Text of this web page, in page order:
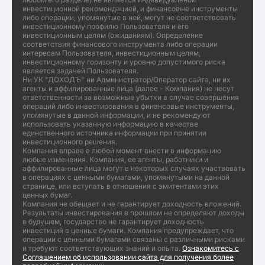
инвестиционной рекомендацией, и финансовые инструменты
либо операции, упомянутые в ней, могут не соответствовать
инвестиционному профилю Пользователя и его
инвестиционным целям (ожиданиям). Определение
соответствия финансового инструмента либо операции
интересам Пользователя, инвестиционным целям,
инвестиционному горизонту и уровню допустимого риска
является задачей Пользователя.
Ни УК "ДОХОДЪ" ни Администратор/Оператор сайта, ни их
агенты и аффилированные лица (далее - Компания) не несут
ответственности за возможные убытки в случае совершения
операций либо инвестирования в финансовые инструменты,
упомянутые в данной информации, и не рекомендуют
использовать указанную информацию в качестве
единственного источника информации при принятии
инвестиционного решения.
Компания вправе в любой момент внести в информацию
любые изменения. Компания, ее агенты, работники и
аффилированные лица могут в некоторых случаях участвовать
в операциях с ценными бумагами, упомянутыми на данной
странице, или вступать в отношения с эмитентами этих
ценных бумаг.
Компания не обещает и не гарантирует доходность вложений.
Результаты инвестирования в прошлом не определяют доходы
в будущем, государство не гарантирует доходность
инвестиций в ценные бумаги. Компания предупреждает, что
операции с ценными бумагами связаны с различными рисками
и требуют соответствующих знаний и опыта. Ознакомитесь с
Соглашением об использовании сайта для получения более